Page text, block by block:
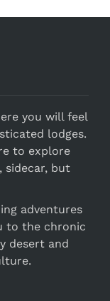
you will feel
lodges.
to explore
sidecar, but
adventures
to the chronic
desert and